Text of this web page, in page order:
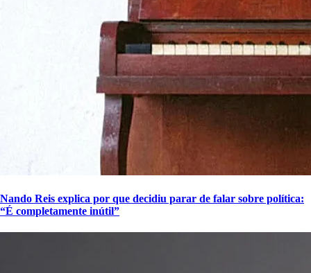
Nando Reis explica por que decidiu parar de falar sobre política:
“É completamente inútil”